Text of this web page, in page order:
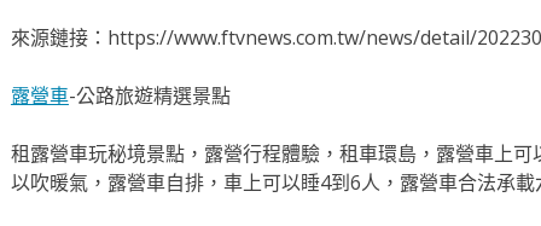
來源鏈接：https://www.ftvnews.com.tw/news/detail/
露營車-公路旅遊精選景點
租露營車玩秘境景點，露營行程體驗，租車環島，露營車上
以吹暖氣，露營車自排，車上可以睡4到6人，露營車合法承載